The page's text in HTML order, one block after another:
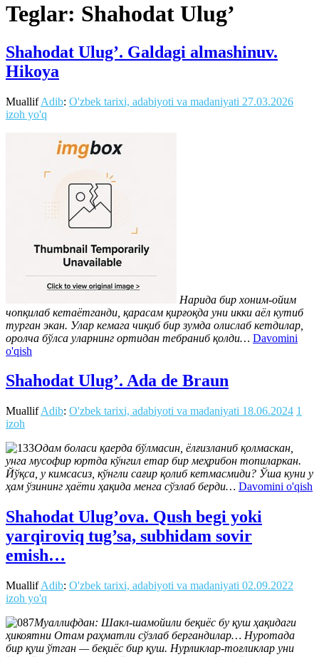
Teglar: Shahodat Ulug’
Shahodat Ulug’. Galdagi almashinuv.
Hikoya
MuallifAdib: O'zbek tarixi, adabiyoti va madaniyati 27.03.2026
izoh yo'q
Нарида бир хоним-ойим
чопқилаб кетаётганди, қарасам қирғоқда уни икки аёл кутиб
турган экан. Улар кемага чиқиб бир зумда олислаб кетдилар,
оролча бўлса уларнинг ортидан тебраниб қолди… Davomini
o'qish
Shahodat Ulug’. Ada de Braun
MuallifAdib: O'zbek tarixi, adabiyoti va madaniyati 18.06.2024 1
izoh
Одам боласи қаерда бўлмасин, ёлғизланиб қолмаскан,
унга мусофир юртда кўнгил етар бир меҳрибон топиларкан.
Йўқса, у кимсасиз, кўнгли сағир қолиб кетмасмиди? Ўша куни у
ҳам ўзининг ҳаёти ҳақида менга сўзлаб берди… Davomini o'qish
Shahodat Ulug’ova. Qush begi yoki
yarqiroviq tug’sa, subhidam sovir
emish…
MuallifAdib: O'zbek tarixi, adabiyoti va madaniyati 02.09.2022
izoh yo'q
Муаллифдан: Шакл-шамойили беқиёс бу қуш ҳақидаги
ҳикоятни Отам раҳматли сўзлаб бергандилар… Нуротада
бир қуш ўтган — беқиёс бир қуш. Нурликлар-тоғликлар уни